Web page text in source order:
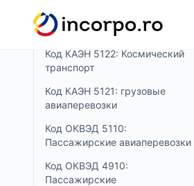
контенту
Код ОКВЭД 5210:
Складирование и хранение
Код КАЭН 5122: Космический
транспорт
Код КАЭН 5121: грузовые
авиаперевозки
Код ОКВЭД 5110:
Пассажирские авиаперевозки
Код ОКВЭД 4910:
Пассажирские